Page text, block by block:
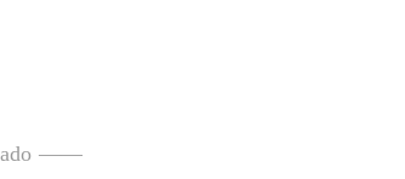
——